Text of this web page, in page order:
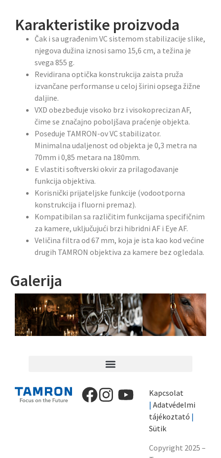
Karakteristike proizvoda
Čak i sa ugrađenim VC sistemom stabilizacije slike,
njegova dužina iznosi samo 15,6 cm, a težina je
svega 855 g.
Revidirana optička konstrukcija zaista pruža
izvančane performanse u celoj širini opsega žižne
daljine.
VXD obezbeđuje visoko brz i visokoprecizan AF,
čime se značajno poboljšava praćenje objekta.
Poseduje TAMRON-ov VC stabilizator.
Minimalna udaljenost od objekta je 0,3 metra na
70mm i 0,85 metara na 180mm.
E vlastiti softverski okvir za prilagođavanje
funkcija objektiva.
Korisnički prijateljske funkcije (vodootporna
konstrukcija i fluorni premaz).
Kompatibilan sa različitim funkcijama specifičnim
za kamere, uključujući brzi hibridni AF i Eye AF.
Veličina filtra od 67 mm, koja je ista kao kod većine
drugih TAMRON objektiva za kamere bez ogledala.
Galerija
Kapcsolat
| Adatvédelmi
tájékoztató |
Sütik
Copyright 2025 –